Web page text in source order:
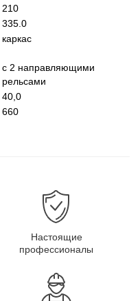
210
335.0
каркас
с 2 направляющими
рельсами
40,0
660
Настоящие
профессионалы